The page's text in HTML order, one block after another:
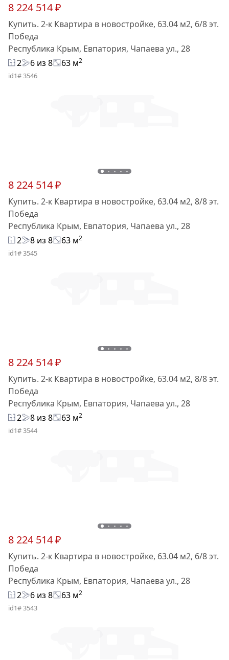
8 224 514 ₽
Купить. 2-к Квартира в новостройке, 63.04 м2, 6/8 эт.
Победа
Республика Крым, Евпатория, Чапаева ул., 28
2
6 из 8 63 м2
id1# 3546
8 224 514 ₽
Купить. 2-к Квартира в новостройке, 63.04 м2, 8/8 эт.
Победа
Республика Крым, Евпатория, Чапаева ул., 28
2
8 из 8 63 м2
id1# 3545
8 224 514 ₽
Купить. 2-к Квартира в новостройке, 63.04 м2, 8/8 эт.
Победа
Республика Крым, Евпатория, Чапаева ул., 28
2
8 из 8 63 м2
id1# 3544
8 224 514 ₽
Купить. 2-к Квартира в новостройке, 63.04 м2, 6/8 эт.
Победа
Республика Крым, Евпатория, Чапаева ул., 28
2
6 из 8 63 м2
id1# 3543